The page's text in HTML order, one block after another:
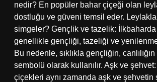
nedir? En popüler bahar çiçeği olan
dostluğu ve güveni temsil eder.
simgeler? Gençlik ve tazelik:
genellikle gençliği, tazeliği ve
Bu nedenle, sıklıkla gençliğin,
sembolü olarak kullanılır. Aşk ve
çiçekleri aynı zamanda aşk ve şehvetin